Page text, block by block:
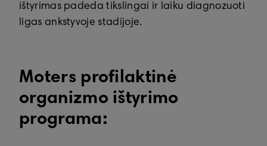
ištyrimas padeda tikslingai ir laiku diagnozuoti
ligas ankstyvoje stadijoje.
Moters profilaktinė
organizmo ištyrimo
programa: